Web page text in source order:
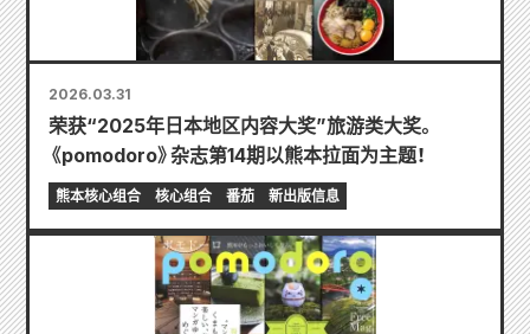
2026.03.31
荣获“2025年日本地区内容大奖”旅游类大奖。
《pomodoro》杂志第14期以熊本拉面为主题！
熊本核心组合 核心组合 番茄 新出版信息